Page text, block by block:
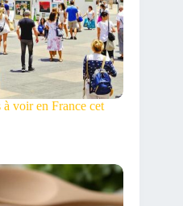
voir en France cet